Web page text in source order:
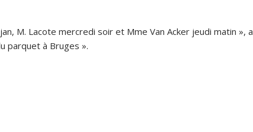
M. Lacote mercredi soir et Mme Van Acker jeudi matin », a
parquet à Bruges ».